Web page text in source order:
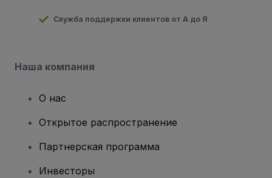
Служба поддержки клиентов от А до Я
Наша компания
О нас
Открытое распространение
Партнерская программа
Инвесторы